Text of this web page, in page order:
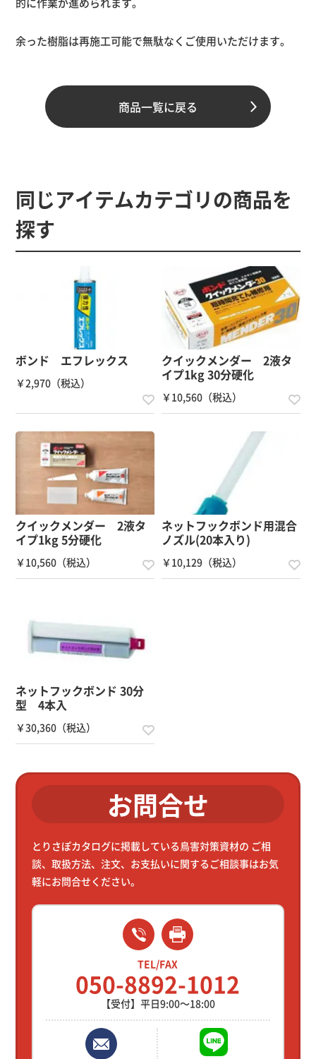
余った樹脂は再施工可能で無駄なくご使用いただけます。
速硬化型エポキシ樹脂(2液性)
備考
商品一覧に戻る
同じアイテムカテゴリの商品を
探す
ボンド エフレックス
￥2,970（税込）
クイックメンダー 2液タ
イプ1kg 30分硬化
￥10,560（税込）
クイックメンダー 2液タ
イプ1kg 5分硬化
￥10,560（税込）
ネットフックボンド用混合
ノズル(20本入り)
￥10,129（税込）
ネットフックボンド 30分
型 4本入
￥30,360（税込）
お問合せ
とりさぽカタログに掲載している鳥害対策資材の ご相
談、取扱方法、注文、お支払いに関するご相談事はお気
軽にお問合せください。
TEL/FAX
050-8892-1012
【受付】平日9:00～18:00